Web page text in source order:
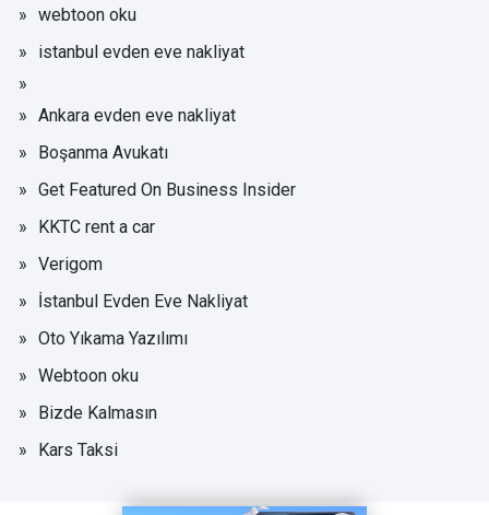
webtoon oku
istanbul evden eve nakliyat
Ankara evden eve nakliyat
Boşanma Avukatı
Get Featured On Business Insider
KKTC rent a car
Verigom
İstanbul Evden Eve Nakliyat
Oto Yıkama Yazılımı
Webtoon oku
Bizde Kalmasın
Kars Taksi